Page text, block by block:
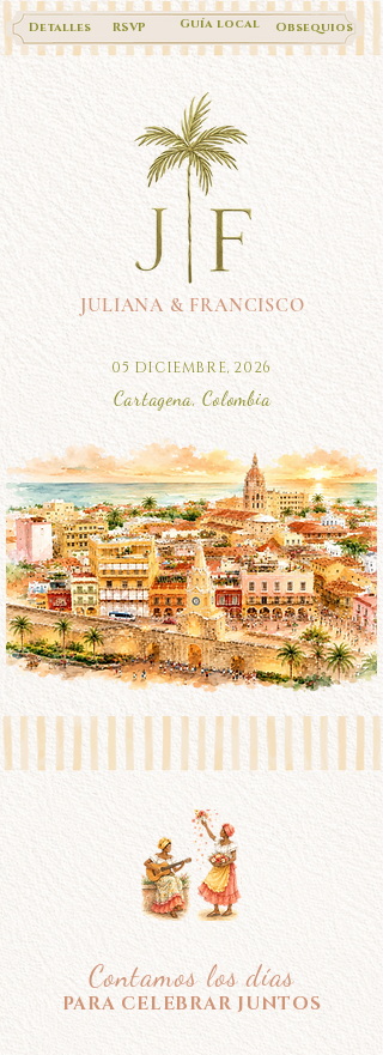
Guía local
Detalles RSVP Obsequios
JULIANA & FRANCISCO
05 DICIEMBRE, 2026
Cartagena, Colombia
Contamos los días
PARA CELEBRAR JUNTOS